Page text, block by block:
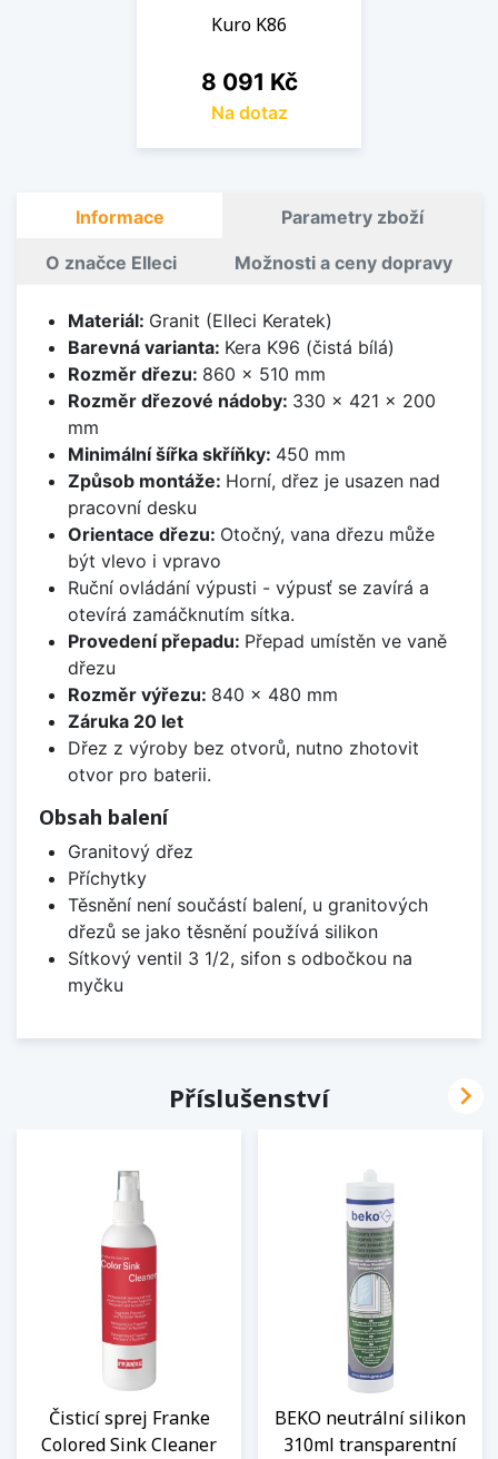
Kuro K86
Cena
8 091 Kč
Na dotaz
Informace Parametry zboží
O značce Elleci Možnosti a ceny dopravy
Materiál: Granit (Elleci Keratek)
Barevná varianta: Kera K96 (čistá bílá)
Rozměr dřezu: 860 x 510 mm
Rozměr dřezové nádoby: 330 x 421 x 200
mm
Minimální šířka skříňky: 450 mm
Způsob montáže: Horní, dřez je usazen nad
pracovní desku
Orientace dřezu: Otočný, vana dřezu může
být vlevo i vpravo
Ruční ovládání výpusti - výpusť se zavírá a
otevírá zamáčknutím sítka.
Provedení přepadu: Přepad umístěn ve vaně
dřezu
Rozměr výřezu: 840 x 480 mm
Záruka 20 let
Dřez z výroby bez otvorů, nutno zhotovit
otvor pro baterii.
Obsah balení
Granitový dřez
Příchytky
Těsnění není součástí balení, u granitových
dřezů se jako těsnění používá silikon
Sítkový ventil 3 1/2, sifon s odbočkou na
myčku
Příslušenství
Čisticí sprej Franke
Colored Sink Cleaner
BEKO neutrální silikon
310ml transparentní
